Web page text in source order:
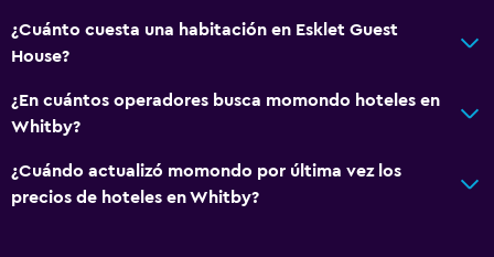
¿Cuánto cuesta una habitación en Esklet Guest
House?
¿En cuántos operadores busca momondo hoteles en
Whitby?
¿Cuándo actualizó momondo por última vez los
precios de hoteles en Whitby?